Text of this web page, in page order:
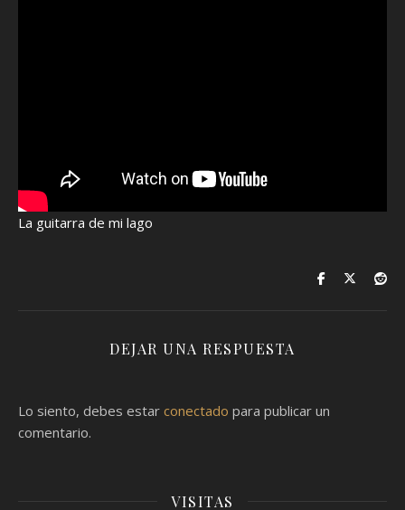
La guitarra de mi lago
DEJAR UNA RESPUESTA
Lo siento, debes estar conectado para publicar un
comentario.
VISITAS